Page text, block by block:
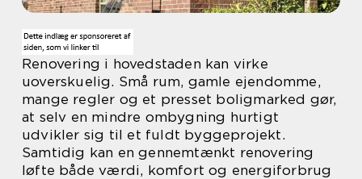
Renovering i hovedstaden kan virke
uoverskuelig. Små rum, gamle ejendomme,
mange regler og et presset boligmarked gør,
at selv en mindre ombygning hurtigt
udvikler sig til et fuldt byggeprojekt.
Samtidig kan en gennemtænkt renovering
løfte både værdi, komfort og energiforbrug